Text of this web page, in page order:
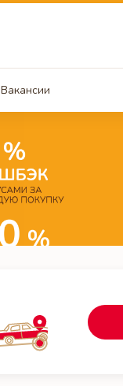
Вакансии